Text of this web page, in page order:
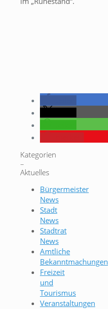
Kategorien
–
Aktuelles
Bürgermeister
News
Stadt
News
Stadtrat
News
Amtliche
Bekanntmachungen
Freizeit
und
Tourismus
Veranstaltungen